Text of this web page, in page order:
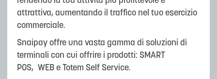
attrattiva, aumentando il traffico nel tuo esercizio
commerciale.
Snaipay offre una vasta gamma di soluzioni di
terminali con cui offrire i prodotti: SMART
POS, WEB e Totem Self Service.